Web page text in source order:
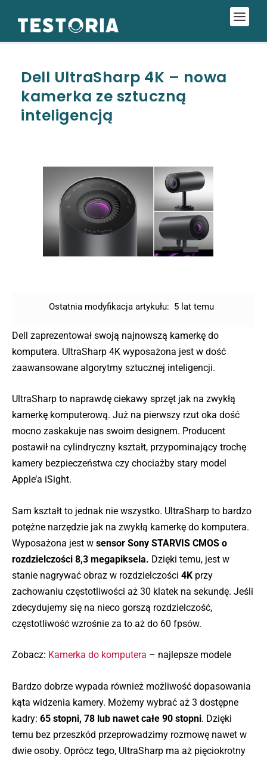
Dell UltraSharp 4K – nowa
kamerka ze sztuczną
inteligencją
Ostatnia modyfikacja artykułu: 5 lat temu
Dell zaprezentował swoją najnowszą kamerkę do
komputera. UltraSharp 4K wyposażona jest w dość
zaawansowane algorytmy sztucznej inteligencji.
UltraSharp to naprawdę ciekawy sprzęt jak na zwykłą
kamerkę komputerową. Już na pierwszy rzut oka dość
mocno zaskakuje nas swoim designem. Producent
postawił na cylindryczny kształt, przypominający trochę
kamery bezpieczeństwa czy chociażby stary model
Apple’a iSight.
Sam kształt to jednak nie wszystko. UltraSharp to bardzo
potężne narzędzie jak na zwykłą kamerkę do komputera.
Wyposażona jest w sensor Sony STARVIS CMOS o
rozdzielczości 8,3 megapiksela. Dzięki temu, jest w
stanie nagrywać obraz w rozdzielczości 4K przy
zachowaniu częstotliwości aż 30 klatek na sekundę. Jeśli
zdecydujemy się na nieco gorszą rozdzielczość,
częstotliwość wzrośnie za to aż do 60 fpsów.
Zobacz: Kamerka do komputera – najlepsze modele
Bardzo dobrze wypada również możliwość dopasowania
kąta widzenia kamery. Możemy wybrać aż 3 dostępne
kadry: 65 stopni, 78 lub nawet całe 90 stopni. Dzięki
temu bez przeszkód przeprowadzimy rozmowę nawet w
dwie osoby. Oprócz tego, UltraSharp ma aż pięciokrotny